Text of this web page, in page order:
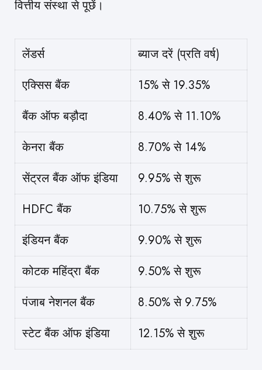
वित्तीय संस्था से पूछें।
लेंडर्स
ब्याज दरें (प्रति वर्ष)
एक्सिस बैंक
15% से 19.35%
बैंक ऑफ बड़ौदा
8.40% से 11.10%
केनरा बैंक
8.70% से 14%
सेंट्रल बैंक ऑफ इंडिया
9.95% से शुरू
HDFC बैंक
10.75% से शुरू
इंडियन बैंक
9.90% से शुरू
कोटक महिंद्रा बैंक
9.50% से शुरू
पंजाब नेशनल बैंक
8.50% से 9.75%
स्टेट बैंक ऑफ इंडिया
12.15% से शुरू